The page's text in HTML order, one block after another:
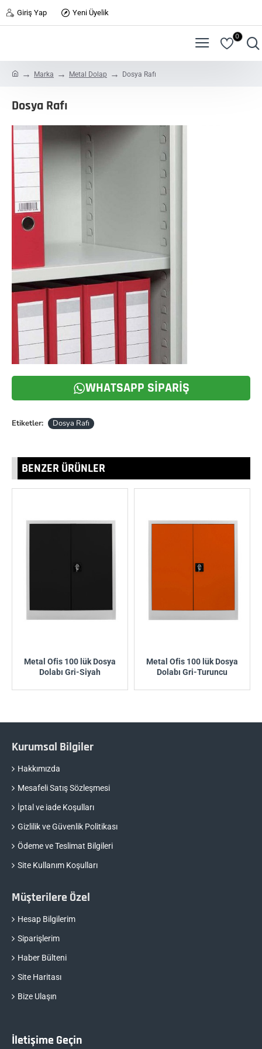
Giriş Yap Yeni Üyelik
0
e
Marka Metal Dolap Dosya Rafı
Dosya Rafı
WHATSAPP SIPARIŞ
Etiketler: Dosya Rafı
BENZER ÜRÜNLER
Metal Ofis 100 lük Dosya
Dolabı Gri-Siyah
Metal Ofis 100 lük Dosya
Dolabı Gri-Turuncu
Kurumsal Bilgiler
Hakkımızda
Mesafeli Satış Sözleşmesi
İptal ve iade Koşulları
Gizlilik ve Güvenlik Politikası
Ödeme ve Teslimat Bilgileri
Site Kullanım Koşulları
Müşterilere Özel
Hesap Bilgilerim
Siparişlerim
Haber Bülteni
Site Haritası
Bize Ulaşın
İletişime Geçin